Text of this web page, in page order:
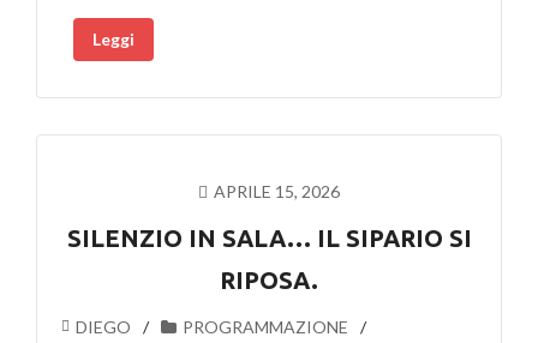
PER
UNA
PRIMA
CUORE
Leggi
APRILE 15, 2026
SILENZIO IN SALA… IL SIPARIO SI
RIPOSA.
DIEGO
PROGRAMMAZIONE